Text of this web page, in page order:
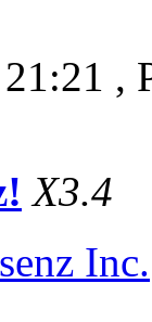
,
X3.4
Inc.